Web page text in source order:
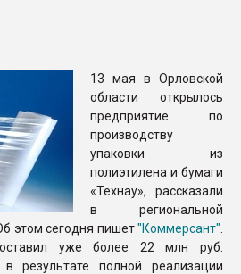
ПЕРЕЙТИ НА
13 мая в Орловской
области открылось
предприятие по
производству
упаковки из
полиэтилена и бумаги
«Технау», рассказали
в региональной
этом сегодня пишет"Коммерсант"
уже более 22 млн руб.
в результате полной реализации